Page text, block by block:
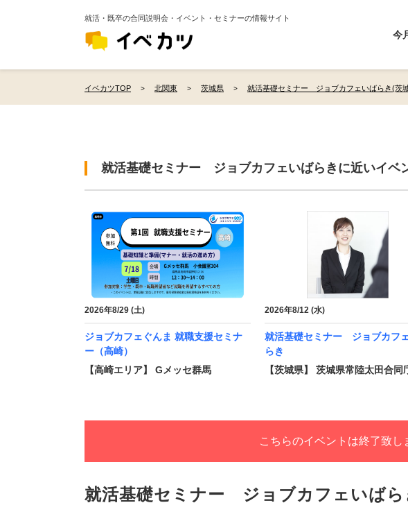
就活・既卒の合同説明会・イベント・セミナーの情報サイト
今
イベカツTOP 北関東 茨城県 就活基礎セミナー ジョブカフェいばらき(茨
就活基礎セミナー ジョブカフェいばらきに近いイベ
2026年8/29 (土)
ジョブカフェぐんま 就職支援セミナ
ー（高崎）
【高崎エリア】 Gメッセ群馬
2026年8/12 (水)
就活基礎セミナー ジョブカフ
らき
【茨城県】 茨城県常陸太田合同
こちらのイベントは終了致し
就活基礎セミナー ジョブカフェいばら